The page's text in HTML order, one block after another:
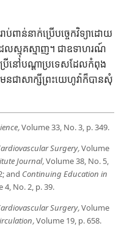
ពាន់​នាក់​ប្រើ​បច្ចេកវិទ្យា​ដោយ​
ែល​ស្មុគ​ស្មាញ។ ជា​ឧទាហរណ៍
ើ​នៅ​បណ្ដា​ប្រទេស​ដែល​កំពុង​
ន​ជា​សាក្សី​ព្រះ​យេហូវ៉ា​ក៏​បាន​សុំ​
Vol​ume 33, No. 3, p. 349.
Surgery,Vol​ume
Journal,Vol​ume 38, No. 5,
and Cont​in​u​in​g Education in
4, No. 2, p. 39.
Surgery,Vol​ume
Vol​ume 19, p. 658.